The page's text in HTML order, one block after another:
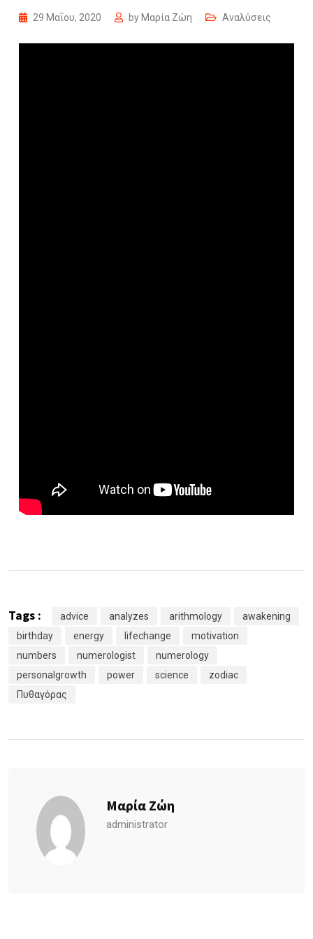
29 Μαΐου, 2020 by Μαρία Ζώη Αναλύσεις
Tags : advice analyzes arithmology
awakening
birthday
energy lifechange
motivation
numbers
numerologist
numerology
personalgrowth
power science
zodiac
Πυθαγόρας
Μαρία Ζώη
administrator